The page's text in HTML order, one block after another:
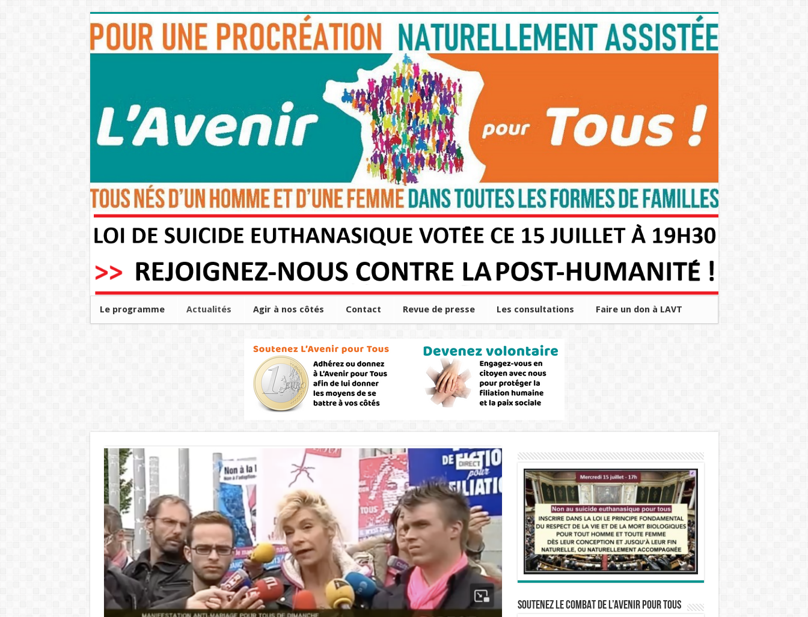
Le programme Actualités Agir à nos côtés Contact Revue de presse Les consultations Faire un don à LAVT
SOUTENEZ LE COMBAT DE L’AVenir pour Tous